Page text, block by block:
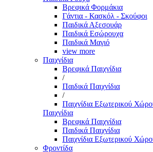
Βρεφικά Φορμάκια
Γάντια - Κασκόλ - Σκούφοι
Παιδικά Αξεσουάρ
Παιδικά Εσώρουχα
Παιδικά Μαγιό
view more
Παιχνίδια
Βρεφικά Παιχνίδια
/
Παιδικά Παιχνίδια
/
Παιχνίδια Εξωτερικού
Παιχνίδια
Βρεφικά Παιχνίδια
Παιδικά Παιχνίδια
Παιχνίδια Εξωτερικού
Φροντίδα